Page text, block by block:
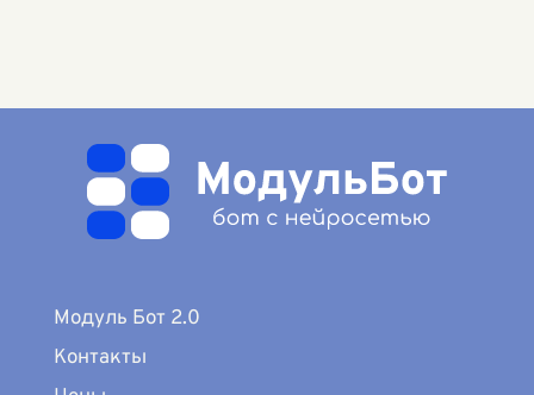
Модуль Бот 2.0
Контакты